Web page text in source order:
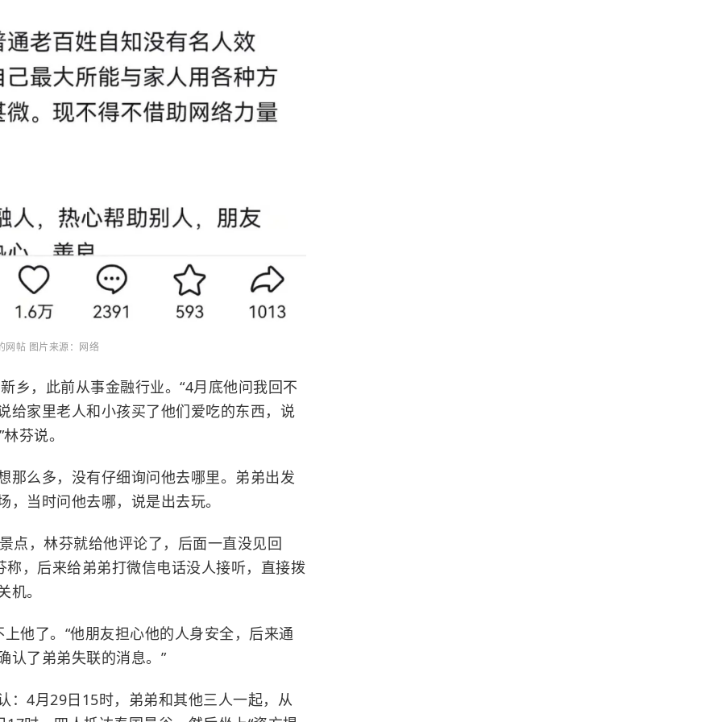
网帖 图片来源：网络
乡，此前从事金融行业。“4月底他问我回不
给家里老人和小孩买了他们爱吃的东西，说
芬说。
那么多，没有仔细询问他去哪里。弟弟出发
当时问他去哪，说是出去玩。
点，林芬就给他评论了，后面一直没见回
称，后来给弟弟打微信电话没人接听，直接拨
。
他了。“他朋友担心他的人身安全，后来通
认了弟弟失联的消息。”
：4月29日15时，弟弟和其他三人一起，从